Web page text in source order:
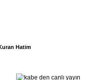
Hatim